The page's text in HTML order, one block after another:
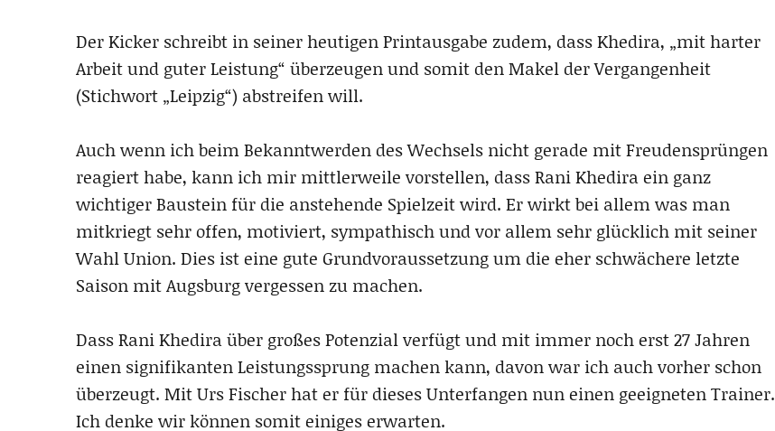
Der Kicker schreibt in seiner heutigen Printausgabe zudem, dass Khedira, „mit harter
Arbeit und guter Leistung“ überzeugen und somit den Makel der Vergangenheit
(Stichwort „Leipzig“) abstreifen will.
Auch wenn ich beim Bekanntwerden des Wechsels nicht gerade mit Freudensprüngen
reagiert habe, kann ich mir mittlerweile vorstellen, dass Rani Khedira ein ganz
wichtiger Baustein für die anstehende Spielzeit wird. Er wirkt bei allem was man
mitkriegt sehr offen, motiviert, sympathisch und vor allem sehr glücklich mit seiner
Wahl Union. Dies ist eine gute Grundvoraussetzung um die eher schwächere letzte
Saison mit Augsburg vergessen zu machen.
Dass Rani Khedira über großes Potenzial verfügt und mit immer noch erst 27 Jahren
einen signifikanten Leistungssprung machen kann, davon war ich auch vorher schon
überzeugt. Mit Urs Fischer hat er für dieses Unterfangen nun einen geeigneten Trainer.
Ich denke wir können somit einiges erwarten.